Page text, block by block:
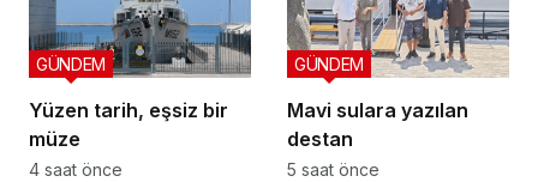
Yüzen tarih, eşsiz bir
müze
GÜNDEM
4 saat önce
Mavi sulara yazılan
destan
GÜNDEM
5 saat önce